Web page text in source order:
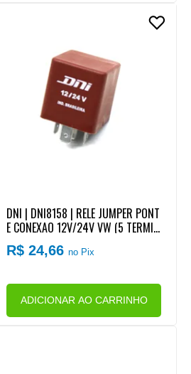
DNI | DNI8158 | RELE JUMPER PONT
E CONEXAO 12V/24V VW (5 TERMIN
AIS) (SEM SUPORTE)
R$ 24,66no Pix
ADICIONAR AO CARRINHO